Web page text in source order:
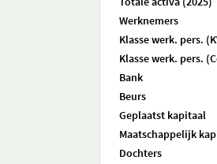
Werknemers
Klasse werk. pers.
Klasse werk. pers.
Bank
Beurs
Geplaatst kapitaal
Maatschappelijk
Dochters